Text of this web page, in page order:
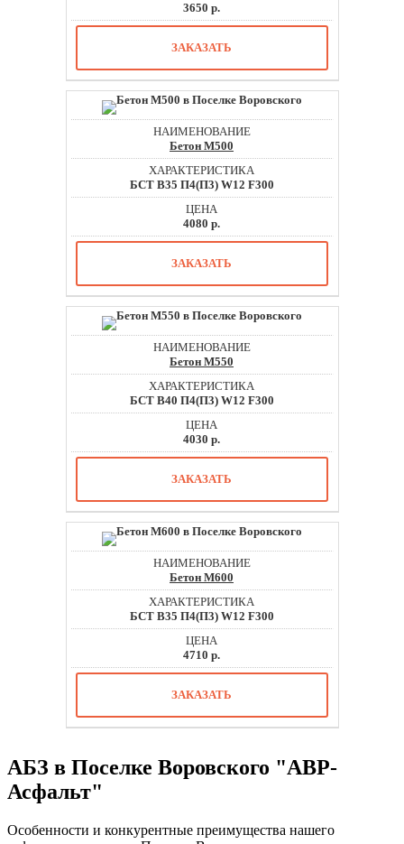
3650 р.
ЗАКАЗАТЬ
Бетон М500
БСТ В35 П4(П3) W12 F300
4080 р.
ЗАКАЗАТЬ
Бетон М550
БСТ В40 П4(П3) W12 F300
4030 р.
ЗАКАЗАТЬ
Бетон М600
БСТ В35 П4(П3) W12 F300
4710 р.
ЗАКАЗАТЬ
АБЗ в Поселке Воровского "АВР-
Асфальт"
Особенности и конкурентные преимущества нашего